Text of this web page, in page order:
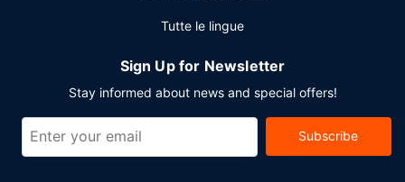
Tutte le lingue
Sign Up for Newsletter
Stay informed about news and special offers!
Subscribe